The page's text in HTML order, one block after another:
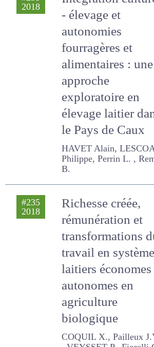
#235
2018
Intégration culture
- élevage et
autonomies
fourragères et
alimentaires : une
approche
exploratoire en
élevage laitier dans
le Pays de Caux
HAVET Alain, LESCOAT
Philippe, Perrin L. , Remy B.
#235
2018
Richesse créée,
rémunération et
transformations
du travail en
systèmes laitiers
économes et
autonomes en
agriculture
biologique